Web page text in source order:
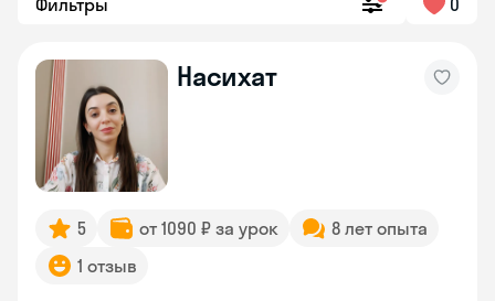
Фильтры 0
Насихат
5 от 1090 ₽ за урок
8 лет опыта
1 отзыв